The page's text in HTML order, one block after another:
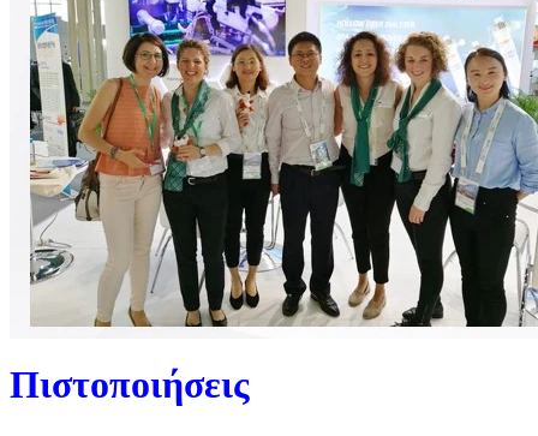
Πιστοποιήσεις